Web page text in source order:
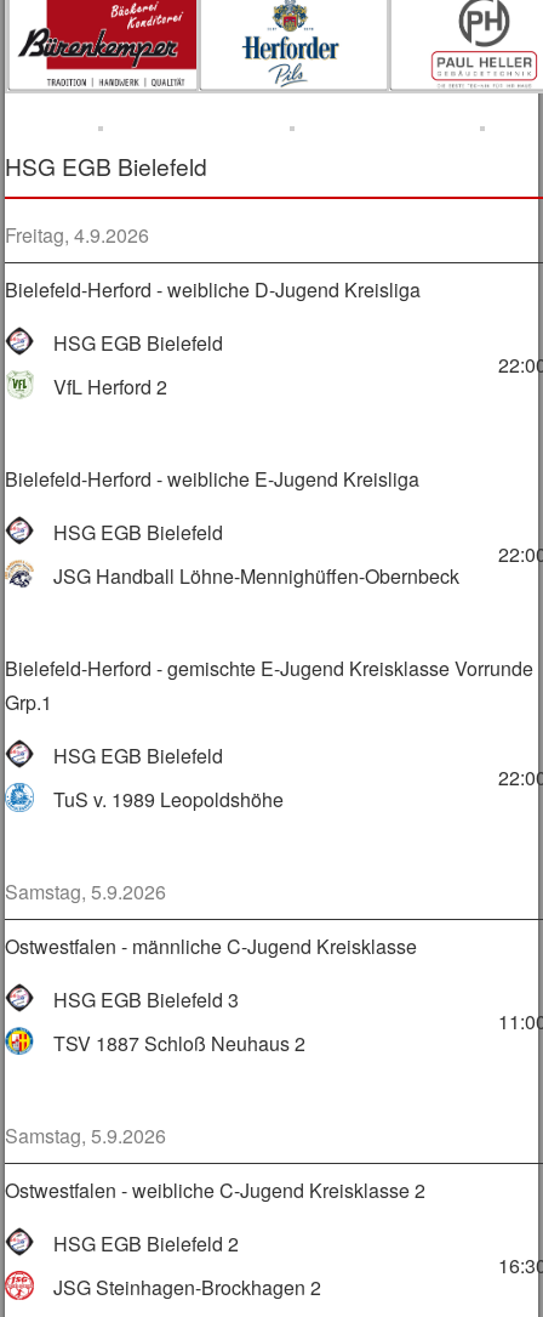
HSG EGB Bielefeld
Freitag, 4.9.2026
Bielefeld-Herford - weibliche D-Jugend Kreisliga
HSG EGB Bielefeld
VfL Herford 2
Bielefeld-Herford - weibliche E-Jugend Kreisliga
HSG EGB Bielefeld
JSG Handball Löhne-Mennighüffen-Obernbeck
Bielefeld-Herford - gemischte E-Jugend Kreisklasse Vorrunde
Grp.1
HSG EGB Bielefeld
TuS v. 1989 Leopoldshöhe
Samstag, 5.9.2026
Ostwestfalen - männliche C-Jugend Kreisklasse
HSG EGB Bielefeld 3
TSV 1887 Schloß Neuhaus 2
Samstag, 5.9.2026
Ostwestfalen - weibliche C-Jugend Kreisklasse 2
HSG EGB Bielefeld 2
JSG Steinhagen-Brockhagen 2